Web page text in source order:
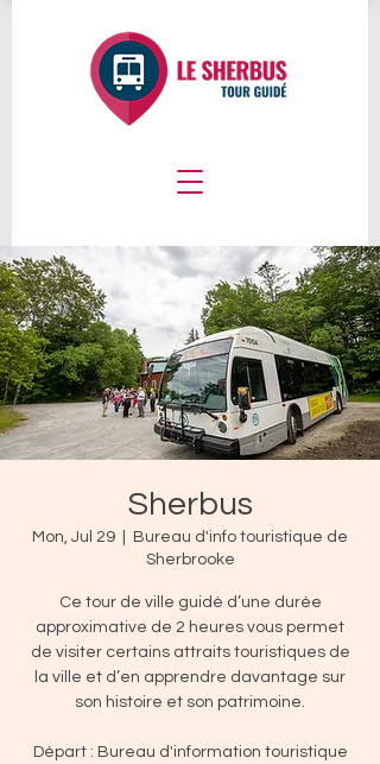
Sherbus
Mon, Jul 29
Bureau d'info touristique de
Sherbrooke
Ce tour de ville guidé d’une durée
approximative de 2 heures vous permet
de visiter certains attraits touristiques de
la ville et d’en apprendre davantage sur
son histoire et son patrimoine.
Départ : Bureau d'information touristique